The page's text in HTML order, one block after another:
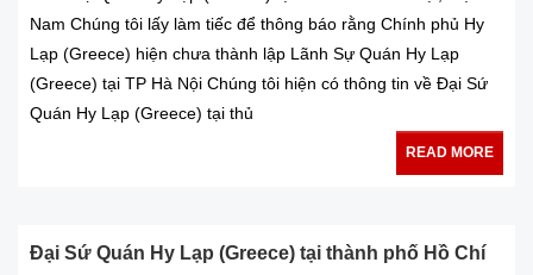
Nam Chúng tôi lấy làm tiếc để thông báo rằng Chính phủ Hy
Lạp (Greece) hiện chưa thành lập Lãnh Sự Quán Hy Lạp
(Greece) tại TP Hà Nội Chúng tôi hiện có thông tin về Đại Sứ
Quán Hy Lạp (Greece) tại thủ
READ MORE
Đại Sứ Quán Hy Lạp (Greece) tại thành phố Hồ Chí